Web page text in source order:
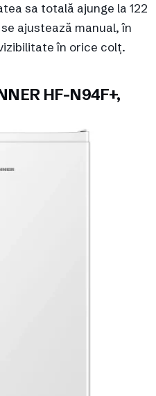
sa totală ajunge la 122
ajustează manual, în
în orice colț.
HF-N94F+,